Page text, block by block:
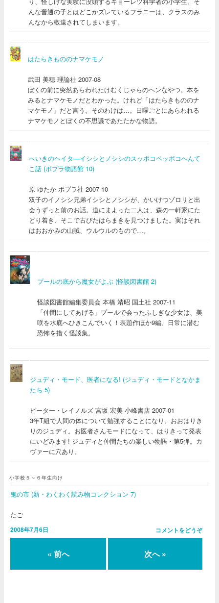
んな普通の子とはどこかズレているフラニーは、クラスのみ
んなから敬遠されてしまいます。
はたらきもののナマケモノ
武田 美穂 理論社 2007-08
ぼくの前に突然あらわれたけむくじゃらのヘンなやつ。本を
みるとナマケモノだとわかった。けれど「はたらきもののナ
マケモノ」だと言う。そのわけは…。日曜ごとにあらわれる
ナマケモノとぼくの不思議であたたかな物語。
へいきのヘイタ―イシシとノシシのスッポコペッポコへんて
こ話 (ポプラ物語館 10)
原 ゆたか ポプラ社 2007-10
双子のイノシシ兄弟イシシとノシシが、かいけつゾロリと出
会うずっと前のお話。道にまよった二人は、森の一軒家にた
どり着き、そこで古びたはらまきを見つけました。実はそれ
はおおかみの山賊、ウルウルのもので…。
プールの底から魔女がよぶ (怪談図書館 2)
怪談図書館編集委員会 本橋 靖昭 国土社 2007-11
「仲間にしてあげる」プールで会ったふしぎな少女は、美
咲を水底へひきこんでいく！表題作ほか9編、日常に潜む
恐怖を措く怪談集。
ジュディ・モード、医者になる! (ジュディ・モードとなかま
たち 5)
ピーター・レイノルズ 宮坂 宏美 小峰書店 2007-01
3年T組で人間の体について勉強することになり、おおはりき
りのジュディ。お医者さんモードになって、はりきって発表
にいどみます! ジュディと仲間たちの楽しい物語・第5弾。カ
ヴァーに穴あり。
小学校５～６年生向け
鬼の市 (新・わくわく読み物コレクション 7)
たご
2008年7月6日 コメントをどうぞ
« 前へ 次へ »